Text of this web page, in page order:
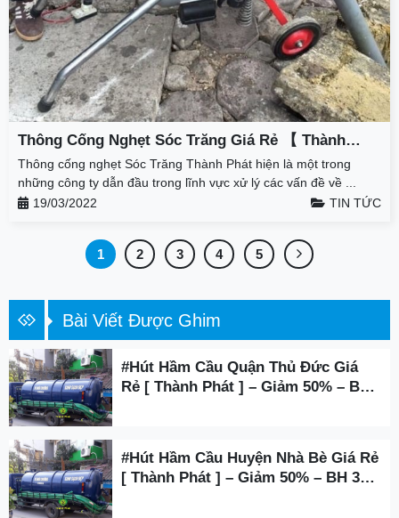
Thông Cống Nghẹt Sóc Trăng Giá Rẻ 【 Thành
Phát 】 – Giảm 50% – BH 3 Năm
Thông cống nghẹt Sóc Trăng Thành Phát hiện là một trong
những công ty dẫn đầu trong lĩnh vực xử lý các vấn đề về ...
19/03/2022
TIN TỨC
1 2 3 4 5
Bài Viết Được Ghim
#Hút Hầm Cầu Quận Thủ Đức Giá
Rẻ [ Thành Phát ] – Giảm 50% – BH
#Hút Hầm Cầu Huyện Nhà Bè Giá Rẻ
[ Thành Phát ] – Giảm 50% – BH 3